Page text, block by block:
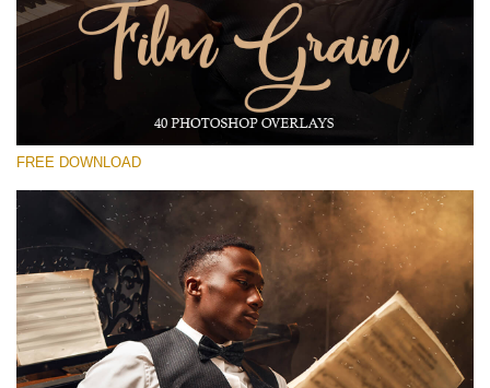
Free Photoshop Overlay #13
Small 800*533px
(40 Overlays)
Light Sparkling
(740 Overlays)
Large 6000*4000px
Entire Collection
(1783 Overlays)
FREE DOWNLOAD